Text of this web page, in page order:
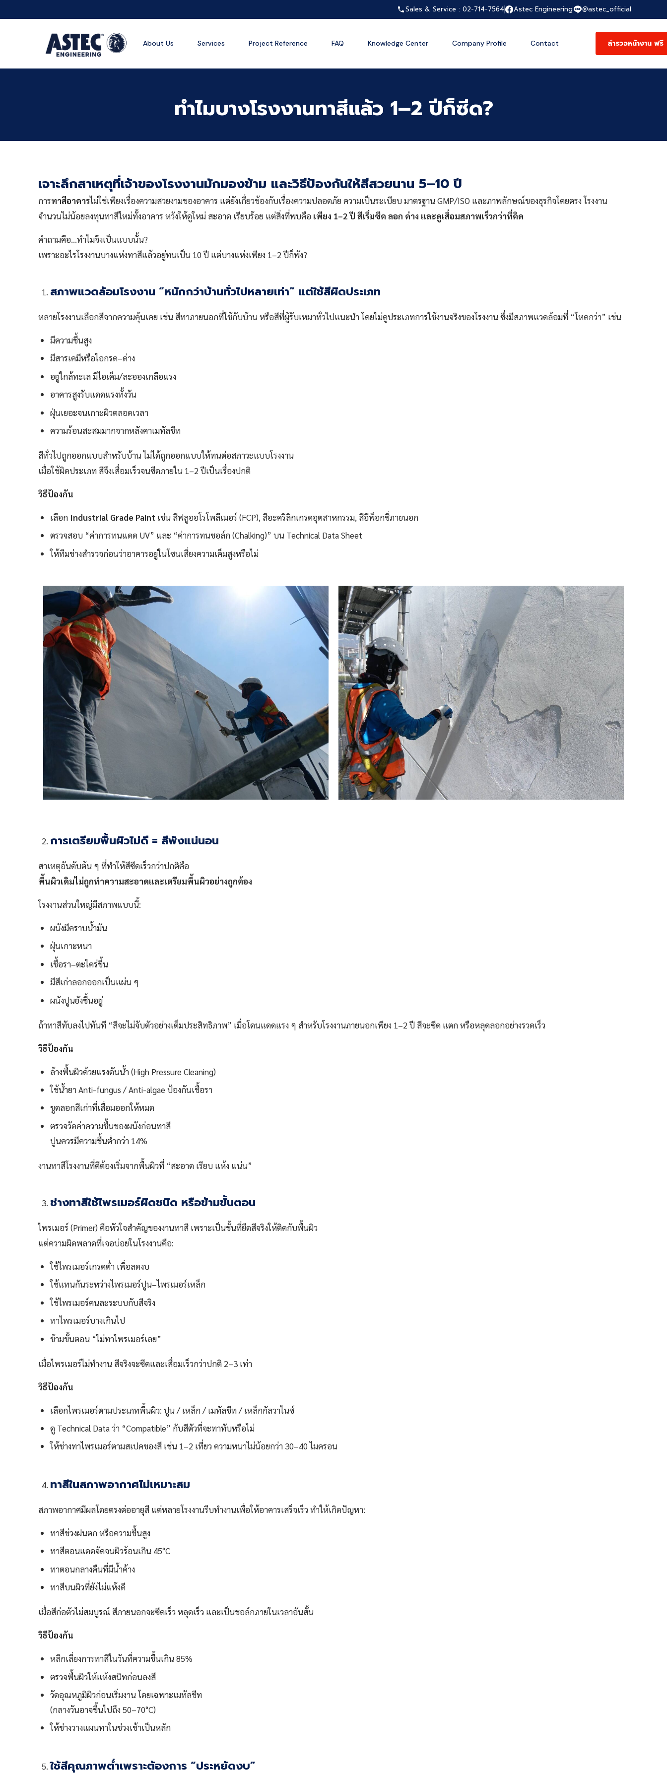
Sales & Service : 02-714-7564 Astec Engineering @astec_official
About Us Services Project Reference FAQ Knowledge Center Company Profile Contact สำรวจหน้างาน ฟรี
ทำไมบางโรงงานทาสีแล้ว 1–2 ปีก็ซีด?
เจาะลึกสาเหตุที่เจ้าของโรงงานมักมองข้าม และวิธีป้องกันให้สีสวยนาน 5–10 ปี
การทาสีอาคารไม่ใช่เพียงเรื่องความสวยงามของอาคาร แต่ยังเกี่ยวข้องกับเรื่องความปลอดภัย ความเป็นระเบียบ มาตรฐาน GMP/ISO และภาพลักษณ์ของธุรกิจโดยตรง โรงงาน
จำนวนไม่น้อยลงทุนทาสีใหม่ทั้งอาคาร หวังให้ดูใหม่ สะอาด เรียบร้อย แต่สิ่งที่พบคือ เพียง 1–2ปี สีเริ่มซีด ลอก ด่าง และดูเสื่อมสภาพเร็วกว่าที่คิด
คำถามคือ…ทำไมจึงเป็นแบบนั้น?
เพราะอะไรโรงงานบางแห่งทาสีแล้วอยู่ทนเป็น 10 ปี แต่บางแห่งเพียง 1–2 ปีก็พัง?
สภาพแวดล้อมโรงงาน “หนักกว่าบ้านทั่วไปหลายเท่า” แต่ใช้สีผิดประเภท
หลายโรงงานเลือกสีจากความคุ้นเคย เช่น สีทาภายนอกที่ใช้กับบ้าน หรือสีที่ผู้รับเหมาทั่วไปแนะนำ โดยไม่ดูประเภทการใช้งานจริงของโรงงาน ซึ่งมีสภาพแวดล้อมที่ “โหดกว่า” เช่น
มีความชื้นสูง
มีสารเคมีหรือไอกรด–ด่าง
อยู่ใกล้ทะเล มีไอเค็ม/ละอองเกลือแรง
อาคารสูงรับแดดแรงทั้งวัน
ฝุ่นเยอะจนเกาะผิวตลอดเวลา
ความร้อนสะสมมากจากหลังคาเมทัลชีท
สีทั่วไปถูกออกแบบสำหรับบ้าน ไม่ได้ถูกออกแบบให้ทนต่อสภาวะแบบโรงงาน
เมื่อใช้ผิดประเภท สีจึงเสื่อมเร็วจนซีดภายใน 1–2 ปีเป็นเรื่องปกติ
วิธีป้องกัน
เลือก Industrial Grade Paint เช่น สีฟลูออโรโพลีเมอร์ (FCP), สีอะคริลิกเกรดอุตสาหกรรม, สีอีพ็อกซี่ภายนอก
ตรวจสอบ “ค่าการทนแดด UV” และ “ค่าการทนชอล์ก (Chalking)” บน Technical Data Sheet
ให้ทีมช่างสำรวจก่อนว่าอาคารอยู่ในโซนเสี่ยงความเค็มสูงหรือไม่
การเตรียมพื้นผิวไม่ดี = สีพังแน่นอน
สาเหตุอันดับต้น ๆ ที่ทำให้สีซีดเร็วกว่าปกติคือ
พื้นผิวเดิมไม่ถูกทำความสะอาดและเตรียมพื้นผิวอย่างถูกต้อง
โรงงานส่วนใหญ่มีสภาพแบบนี้:
ผนังมีคราบน้ำมัน
ฝุ่นเกาะหนา
เชื้อรา–ตะไคร่ขึ้น
มีสีเก่าลอกออกเป็นแผ่น ๆ
ผนังปูนยังชื้นอยู่
ถ้าทาสีทับลงไปทันที “สีจะไม่จับตัวอย่างเต็มประสิทธิภาพ” เมื่อโดนแดดแรง ๆ สำหรับโรงงานภายนอกเพียง 1–2 ปี สีจะซีด แตก หรือหลุดลอกอย่างรวดเร็ว
วิธีป้องกัน
ล้างพื้นผิวด้วยแรงดันน้ำ (High Pressure Cleaning)
ใช้น้ำยา Anti-fungus / Anti-algae ป้องกันเชื้อรา
ขูดลอกสีเก่าที่เสื่อมออกให้หมด
ตรวจวัดค่าความชื้นของผนังก่อนทาสี
ปูนควรมีความชื้นต่ำกว่า 14%
งานทาสีโรงงานที่ดีต้องเริ่มจากพื้นผิวที่ “สะอาด เรียบ แห้ง แน่น”
ช่างทาสีใช้ไพรเมอร์ผิดชนิด หรือข้ามขั้นตอน
ไพรเมอร์ (Primer) คือหัวใจสำคัญของงานทาสี เพราะเป็นชั้นที่ยึดสีจริงให้ติดกับพื้นผิว
แต่ความผิดพลาดที่เจอบ่อยในโรงงานคือ:
ใช้ไพรเมอร์เกรดต่ำ เพื่อลดงบ
ใช้แทนกันระหว่างไพรเมอร์ปูน–ไพรเมอร์เหล็ก
ใช้ไพรเมอร์คนละระบบกับสีจริง
ทาไพรเมอร์บางเกินไป
ข้ามขั้นตอน “ไม่ทาไพรเมอร์เลย”
เมื่อไพรเมอร์ไม่ทำงาน สีจริงจะซีดและเสื่อมเร็วกว่าปกติ 2–3 เท่า
วิธีป้องกัน
เลือกไพรเมอร์ตามประเภทพื้นผิว: ปูน / เหล็ก / เมทัลชีท / เหล็กกัลวาไนซ์
ดู Technical Data ว่า “Compatible” กับสีตัวที่จะทาทับหรือไม่
ให้ช่างทาไพรเมอร์ตามสเปคของสี เช่น 1–2 เที่ยว ความหนาไม่น้อยกว่า 30–40 ไมครอน
ทาสีในสภาพอากาศไม่เหมาะสม
สภาพอากาศมีผลโดยตรงต่ออายุสี แต่หลายโรงงานรีบทำงานเพื่อให้อาคารเสร็จเร็ว ทำให้เกิดปัญหา:
ทาสีช่วงฝนตก หรือความชื้นสูง
ทาสีตอนแดดจัดจนผิวร้อนเกิน 45°C
ทาตอนกลางคืนที่มีน้ำค้าง
ทาสีบนผิวที่ยังไม่แห้งดี
เมื่อสีก่อตัวไม่สมบูรณ์ สีภายนอกจะซีดเร็ว หลุดเร็ว และเป็นชอล์กภายในเวลาอันสั้น
วิธีป้องกัน
หลีกเลี่ยงการทาสีในวันที่ความชื้นเกิน 85%
ตรวจพื้นผิวให้แห้งสนิทก่อนลงสี
วัดอุณหภูมิผิวก่อนเริ่มงาน โดยเฉพาะเมทัลชีท
(กลางวันอาจขึ้นไปถึง 50–70°C)
ให้ช่างวางแผนทาในช่วงเช้าเป็นหลัก
ใช้สีคุณภาพต่ำเพราะต้องการ “ประหยัดงบ”